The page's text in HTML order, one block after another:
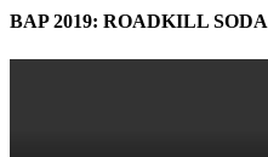
BAP 2019: ROADKILL SODA